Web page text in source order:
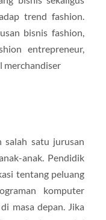
trend fashion.
bisnis fashion,
entrepreneur,
merchandiser
salah satu jurusan
anak. Pendidik
tentang peluang
komputer
masa depan. Jika